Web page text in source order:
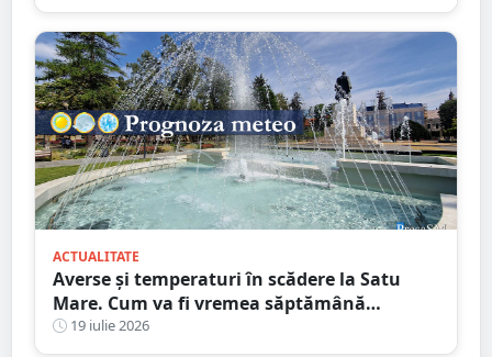
ACTUALITATE
Averse și temperaturi în scădere la Satu
Mare. Cum va fi vremea săptămână
următoare
19 iulie 2026